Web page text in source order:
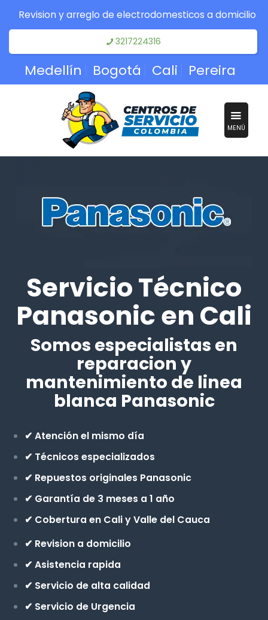
Revision y arreglo de electrodomesticos a domicilio
3217224316
Medellín Bogotá Cali Pereira
MENÚ
Servicio Técnico
Panasonic en Cali
Somos especialistas en
reparacion y
mantenimiento de linea
blanca Panasonic
✔ Atención el mismo día
✔ Técnicos especializados
✔ Repuestos originales Panasonic
✔ Garantía de 3 meses a 1 año
✔ Cobertura en Cali y Valle del Cauca
✔ Revision a domicilio
✔ Asistencia rapida
✔ Servicio de alta calidad
✔ Servicio de Urgencia